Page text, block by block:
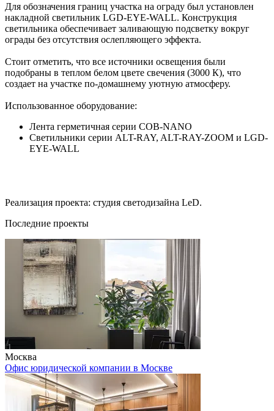
Для обозначения границ участка на ограду был установлен
накладной светильник LGD-EYE-WALL. Конструкция
светильника обеспечивает заливающую подсветку вокруг
ограды без отсутствия ослепляющего эффекта.
Стоит отметить, что все источники освещения были
подобраны в теплом белом цвете свечения (3000 К), что
создает на участке по-домашнему уютную атмосферу.
Использованное оборудование:
Лента герметичная серии COB-NANO
Светильники серии ALT-RAY, ALT-RAY-ZOOM и LGD-
EYE-WALL
Реализация проекта: студия светодизайна LеD.
Последние проекты
Москва
Офис юридической компании в Москве